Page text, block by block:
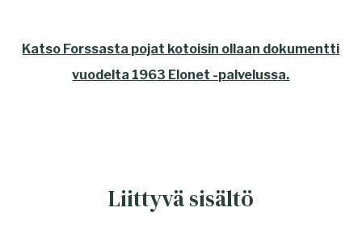
Katso Forssasta pojat kotoisin ollaan dokumentti
vuodelta 1963 Elonet -palvelussa.
Liittyvä sisältö